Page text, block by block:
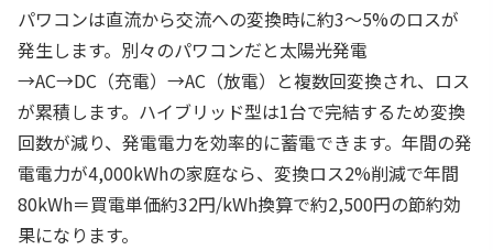
パワコンは直流から交流への変換時に約3〜5%のロスが
発生します。別々のパワコンだと太陽光発電
→AC→DC（充電）→AC（放電）と複数回変換され、ロス
が累積します。ハイブリッド型は1台で完結するため変換
回数が減り、発電電力を効率的に蓄電できます。年間の発
電電力が4,000kWhの家庭なら、変換ロス2%削減で年間
80kWh＝買電単価約32円/kWh換算で約2,500円の節約効
果になります。